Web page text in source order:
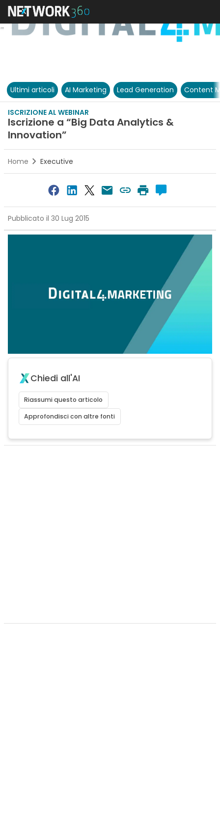
Ultimi articoli AI Marketing Lead Generation Content
ISCRIZIONE AL WEBINAR
Iscrizione a “Big Data Analytics &
Innovation”
Home Executive
Pubblicato il 30 Lug 2015
Chiedi all'AI
Riassumi questo articolo
Approfondisci con altre fonti